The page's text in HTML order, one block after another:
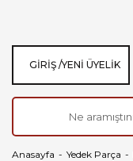
GIRIŞ /YENI ÜYELIK
Anasayfa Yedek Parça